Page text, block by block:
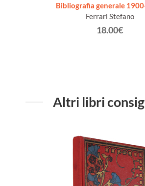
Bibliografia generale
Ferrari Stefano
18.00€
Altri libri